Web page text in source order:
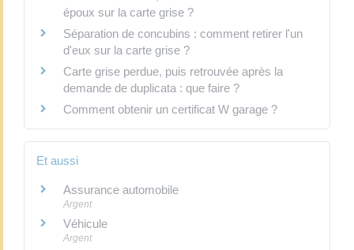
époux sur la carte grise ?
Séparation de concubins : comment retirer l'un
d'eux sur la carte grise ?
Carte grise perdue, puis retrouvée après la
demande de duplicata : que faire ?
Comment obtenir un certificat W garage ?
Et aussi
Assurance automobile
Argent
Véhicule
Argent